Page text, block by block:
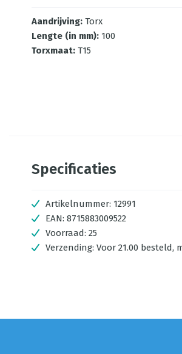
Aandrijving: Torx
Lengte (in mm): 100
Torxmaat: T15
Specificaties
Artikelnummer: 12991
EAN: 8715883009522
Voorraad: 25
Verzending: Voor 21.00 besteld,